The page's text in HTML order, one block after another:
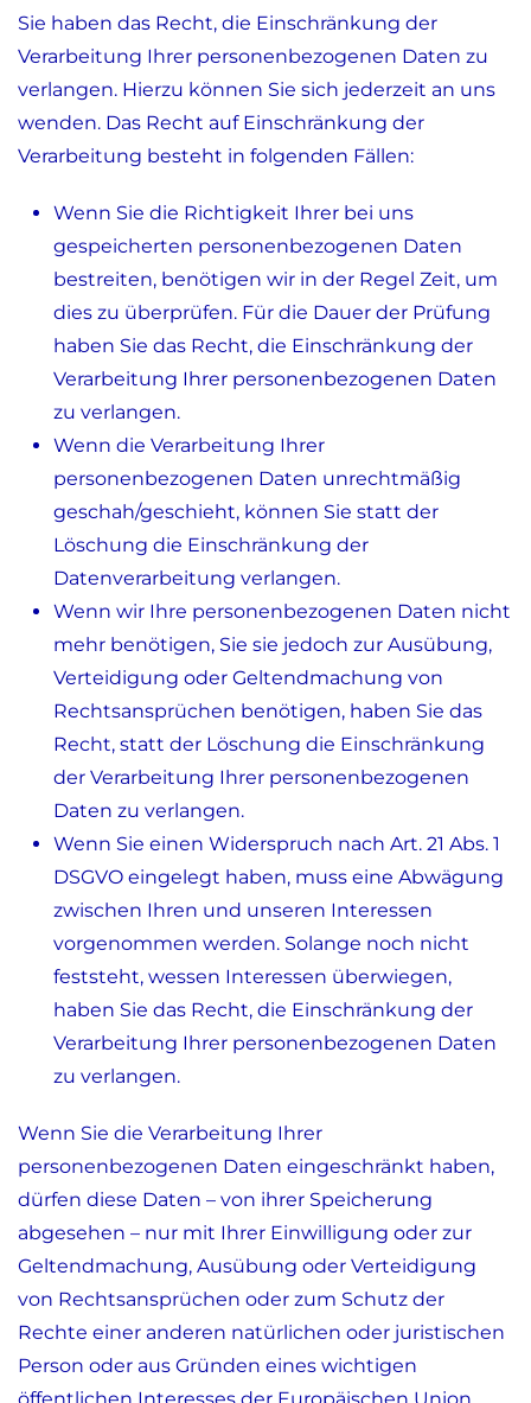
Sie haben das Recht, die Einschränkung der
Verarbeitung Ihrer personenbezogenen Daten zu
verlangen. Hierzu können Sie sich jederzeit an uns
wenden. Das Recht auf Einschränkung der
Verarbeitung besteht in folgenden Fällen:
Wenn Sie die Richtigkeit Ihrer bei uns
gespeicherten personenbezogenen Daten
bestreiten, benötigen wir in der Regel Zeit, um
dies zu überprüfen. Für die Dauer der Prüfung
haben Sie das Recht, die Einschränkung der
Verarbeitung Ihrer personenbezogenen Daten
zu verlangen.
Wenn die Verarbeitung Ihrer
personenbezogenen Daten unrechtmäßig
geschah/geschieht, können Sie statt der
Löschung die Einschränkung der
Datenverarbeitung verlangen.
Wenn wir Ihre personenbezogenen Daten nicht
mehr benötigen, Sie sie jedoch zur Ausübung,
Verteidigung oder Geltendmachung von
Rechtsansprüchen benötigen, haben Sie das
Recht, statt der Löschung die Einschränkung
der Verarbeitung Ihrer personenbezogenen
Daten zu verlangen.
Wenn Sie einen Widerspruch nach Art. 21 Abs. 1
DSGVO eingelegt haben, muss eine Abwägung
zwischen Ihren und unseren Interessen
vorgenommen werden. Solange noch nicht
feststeht, wessen Interessen überwiegen,
haben Sie das Recht, die Einschränkung der
Verarbeitung Ihrer personenbezogenen Daten
zu verlangen.
Wenn Sie die Verarbeitung Ihrer
personenbezogenen Daten eingeschränkt haben,
dürfen diese Daten – von ihrer Speicherung
abgesehen – nur mit Ihrer Einwilligung oder zur
Geltendmachung, Ausübung oder Verteidigung
von Rechtsansprüchen oder zum Schutz der
Rechte einer anderen natürlichen oder juristischen
Person oder aus Gründen eines wichtigen